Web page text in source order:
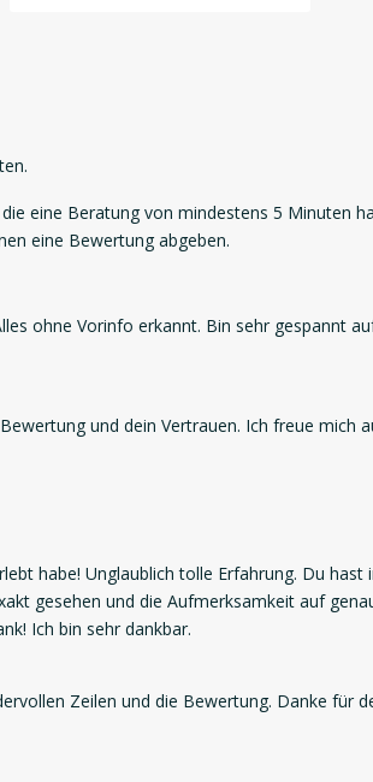
eine Beratung von mindestens 5 Minuten
eine Bewertung abgeben.
ohne Vorinfo erkannt. Bin sehr gespannt
und dein Vertrauen. Ich freue mich
habe! Unglaublich tolle Erfahrung. Du hast
gesehen und die Aufmerksamkeit auf
Ich bin sehr dankbar.
Zeilen und die Bewertung. Danke für